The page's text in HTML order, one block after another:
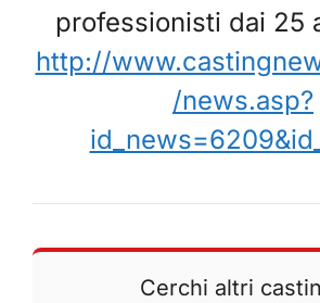
professionisti dai 25
http://
/news.asp?
Cerchi altri